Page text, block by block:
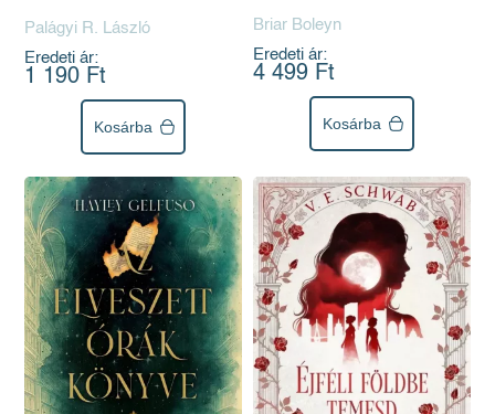
Palágyi R. László
Eredeti ár:
1 190 Ft
Kosárba
Briar Boleyn
Eredeti ár:
4 499 Ft
Kosárba